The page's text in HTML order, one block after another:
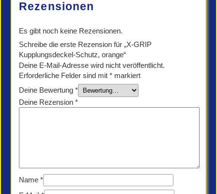
Rezensionen
Es gibt noch keine Rezensionen.
Schreibe die erste Rezension für „X-GRIP
Kupplungsdeckel-Schutz, orange“
Deine E-Mail-Adresse wird nicht veröffentlicht.
Erforderliche Felder sind mit * markiert
Deine Bewertung *
Deine Rezension *
Name *